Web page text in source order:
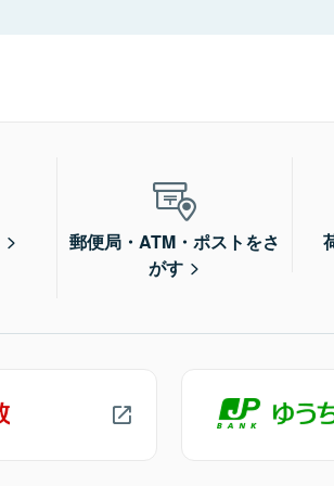
郵便局・ATM・ポストをさ
がす